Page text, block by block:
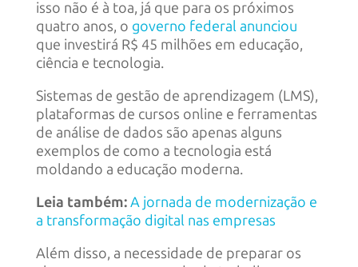
isso não é à toa, já que para os próximos
quatro anos, o governo federal anunciou
que investirá R$ 45 milhões em educação,
ciência e tecnologia.
Sistemas de gestão de aprendizagem (LMS),
plataformas de cursos online e ferramentas
de análise de dados são apenas alguns
exemplos de como a tecnologia está
moldando a educação moderna.
Leia também:A jornada de modernização e
a transformação digital nas empresas
Além disso, a necessidade de preparar os